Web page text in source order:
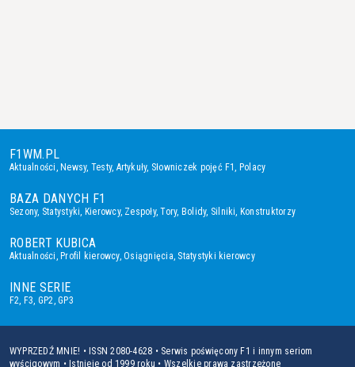
F1WM.PL
Aktualności, Newsy, Testy, Artykuły, Słowniczek pojęć F1, Polacy
BAZA DANYCH F1
Sezony, Statystyki, Kierowcy, Zespoły,Tory, Bolidy, Silniki, Konstruktorzy
ROBERT KUBICA
Aktualności, Profil kierowcy,Osiągnięcia, Statystyki kierowcy
INNE SERIE
F2, F3, GP2,GP3
WYPRZEDŹ MNIE! • ISSN 2080-4628 • Serwis poświęcony F1 i innym seriom
wyścigowym • Istnieje od 1999 roku • Wszelkie prawa zastrzeżone